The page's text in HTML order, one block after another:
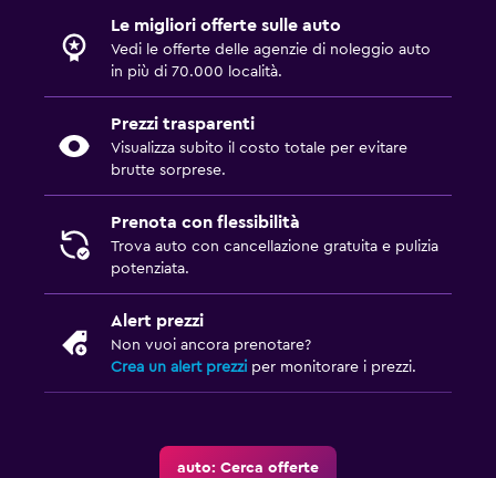
Le migliori offerte sulle auto
Vedi le offerte delle agenzie di noleggio auto
in più di 70.000 località.
Prezzi trasparenti
Visualizza subito il costo totale per evitare
brutte sorprese.
Prenota con flessibilità
Trova auto con cancellazione gratuita e pulizia
potenziata.
Alert prezzi
Non vuoi ancora prenotare?
Crea un alert prezzi per monitorare i prezzi.
auto: Cerca offerte